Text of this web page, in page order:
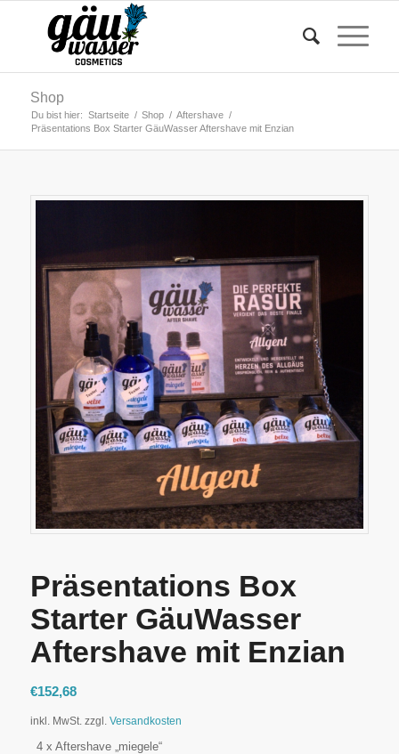
Shop
Du bist hier: Startseite / Shop / Aftershave /
Präsentations Box Starter GäuWasser Aftershave mit Enzian
Präsentations Box
Starter GäuWasser
Aftershave mit Enzian
€152,68
inkl. MwSt. zzgl. Versandkosten
4 x Aftershave „miegele“